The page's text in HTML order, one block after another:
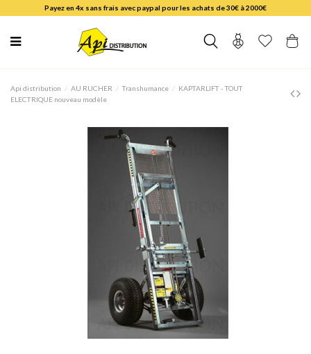
Payez en 4x sans frais avec paypal pour les achats de 30€ à 2000€
Api distribution AU RUCHER Transhumance
KAPTARLIFT - TOUT
ELECTRIQUE nouveau modèle